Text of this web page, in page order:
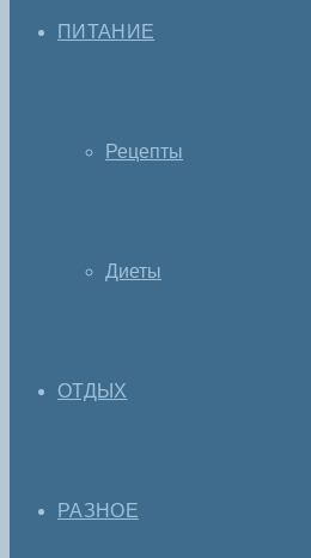
ПИТАНИЕ
Рецепты
Диеты
ОТДЫХ
РАЗНОЕ